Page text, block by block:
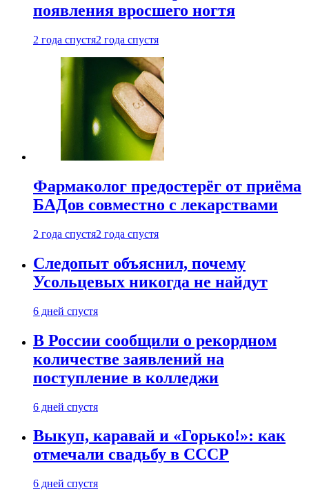
появления вросшего ногтя
2 года спустя2 года спустя
Фармаколог предостерёг от приёма
БАДов совместно с лекарствами
2 года спустя2 года спустя
Следопыт объяснил, почему
Усольцевых никогда не найдут
6 дней спустя
В России сообщили о рекордном
количестве заявлений на
поступление в колледжи
6 дней спустя
Выкуп, каравай и «Горько!»: как
отмечали свадьбу в СССР
6 дней спустя